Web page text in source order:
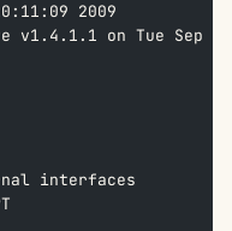
2009
v1.4.1.1 on Tue Sep
interfaces